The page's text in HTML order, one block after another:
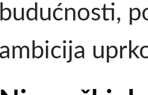
budućnosti,
ambicija